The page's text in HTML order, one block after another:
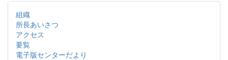
組織
所長あいさつ
アクセス
要覧
電子版センターだより